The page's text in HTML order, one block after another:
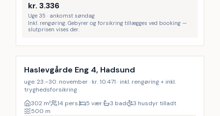
kr. 3.336
Uge 35 · ankomst søndag
Inkl. rengøring. Gebyrer og forsikring tillægges ved booking —
slutprisen vises der.
Inkl. rengøring
Haslevgårde Eng 4, Hadsund
uge: 23.–30. november · kr. 10.471 · inkl. rengøring + inkl.
tryghedsforsikring
302 m² 14 pers. 5 vær. 3 bad
3 husdyr tilladt
500 m